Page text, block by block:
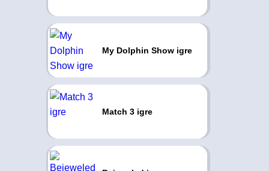
My Dolphin Show igre
Match 3 igre